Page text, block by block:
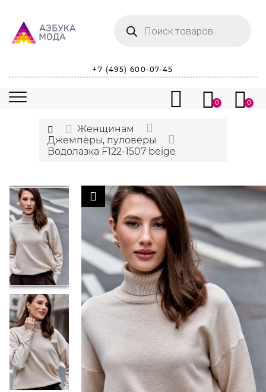
товаров
+7 (495) 600-07-45
0 0
Женщинам
Джемперы, пуловеры
Водолазка F122-1507 beige